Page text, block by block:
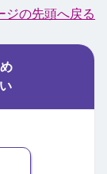
ジの先頭へ戻る